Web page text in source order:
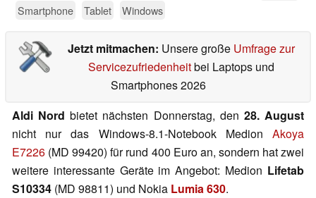
Smartphone
Tablet Windows
Jetzt mitmachen: Unsere große Umfrage zur
Servicezufriedenheitbei Laptops und
Smartphones 2026
Aldi Nord bietet nächsten Donnerstag, den 28. August
nicht nur das Windows-8.1-Notebook Medion Akoya
E7226 (MD 99420) für rund 400 Euro an, sondern hat zwei
weitere interessante Geräte im Angebot: Medion Lifetab
S10334 (MD 98811) und Nokia Lumia 630.